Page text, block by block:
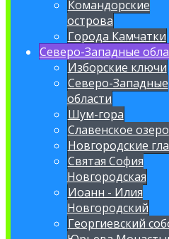
Командорские
острова
Города Камчатки
Северо-Западные
Изборские ключи
Северо-Западные
области
Шум-гора
Славенское озеро
Новгородские
Святая София
Новгородская
Иоанн - Илия
Новгородский
Георгиевский